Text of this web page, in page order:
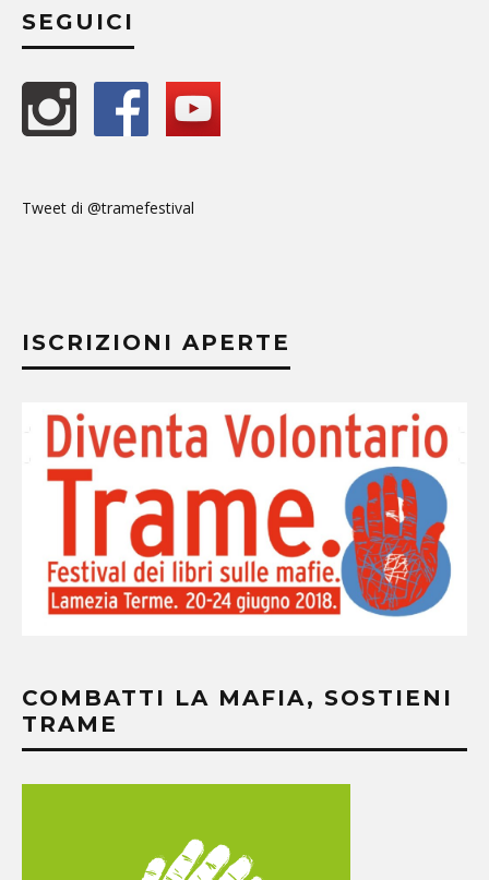
SEGUICI
Tweet di @tramefestival
ISCRIZIONI APERTE
COMBATTI LA MAFIA, SOSTIENI
TRAME